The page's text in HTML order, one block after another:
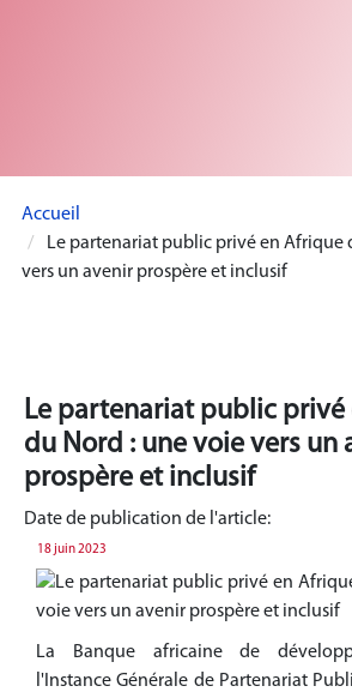
Accueil
Le partenariat public privé en Afrique
vers un avenir prospère et inclusif
Le partenariat public
du Nord : une voie vers un
prospère et inclusif
Date de publication de l'article:
18 juin 2023
La Banque africaine de
l'Instance Générale de Partenariat